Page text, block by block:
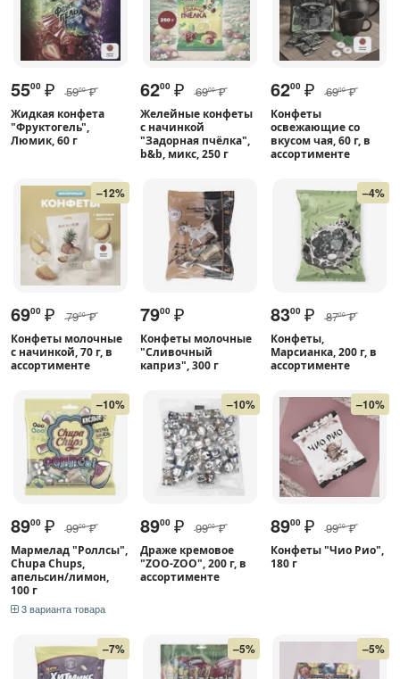
5500 ₽ 5900 ₽
Жидкая конфета
"Фруктогель",
Люмик, 60 г
6200 ₽ 6900 ₽
Желейные конфеты
с начинкой
"Задорная пчёлка",
b&b, микс, 250 г
6200 ₽ 6900 ₽
Конфеты
освежающие со
вкусом чая, 60 г, в
ассортименте
–12%
6900 ₽ 7900 ₽
Конфеты молочные
с начинкой, 70 г, в
ассортименте
7900 ₽
Конфеты молочные
"Сливочный
каприз", 300 г
–4%
8300 ₽ 8700 ₽
Конфеты,
Марсианка, 200 г, в
ассортименте
–10%
8900 ₽ 9900 ₽
Мармелад "Роллсы",
Chupa Chups,
апельсин/лимон,
100 г
3 варианта товара
–10%
8900 ₽ 9900 ₽
Драже кремовое
"ZOO-ZOO", 200 г, в
ассортименте
–10%
8900 ₽ 9900 ₽
Конфеты "Чио Рио",
180 г
–7% –5% –5%